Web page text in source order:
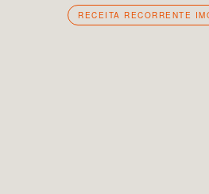
RECEITA RECORRENTE